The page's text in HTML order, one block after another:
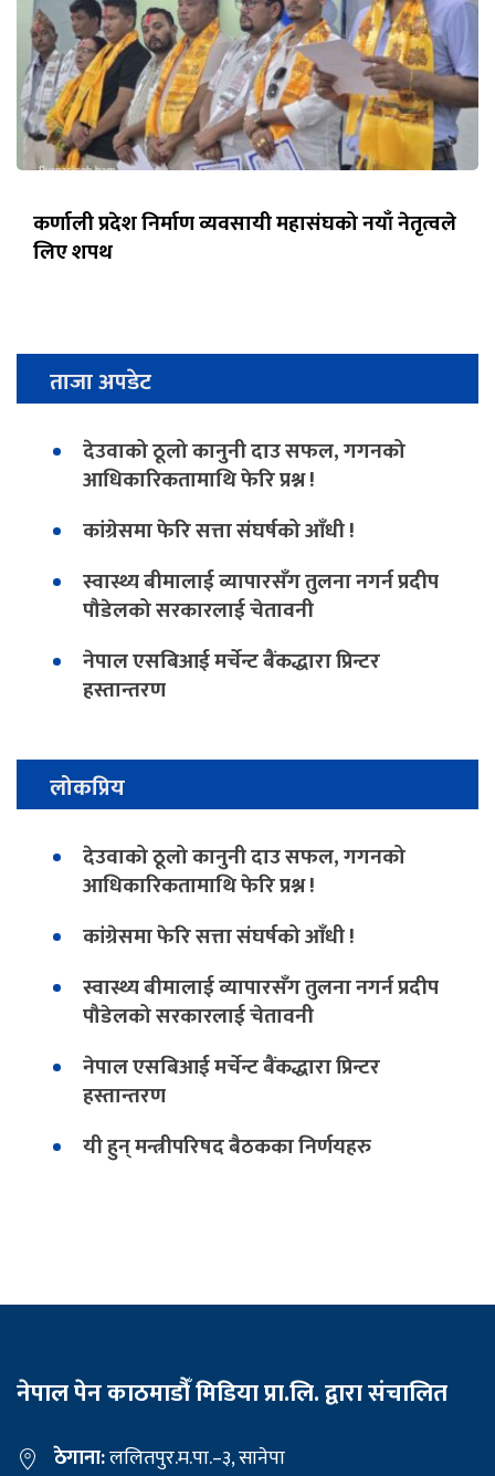
कर्णाली प्रदेश निर्माण व्यवसायी महासंघको नयाँ नेतृत्वले
लिए शपथ
ताजा अपडेट
देउवाको ठूलो कानुनी दाउ सफल, गगनको
आधिकारिकतामाथि फेरि प्रश्न !
कांग्रेसमा फेरि सत्ता संघर्षको आँधी !
स्वास्थ्य बीमालाई व्यापारसँग तुलना नगर्न प्रदीप
पौडेलको सरकारलाई चेतावनी
नेपाल एसबिआई मर्चेन्ट बैंकद्धारा प्रिन्टर
हस्तान्तरण
लोकप्रिय
देउवाको ठूलो कानुनी दाउ सफल, गगनको
आधिकारिकतामाथि फेरि प्रश्न !
कांग्रेसमा फेरि सत्ता संघर्षको आँधी !
स्वास्थ्य बीमालाई व्यापारसँग तुलना नगर्न प्रदीप
पौडेलको सरकारलाई चेतावनी
नेपाल एसबिआई मर्चेन्ट बैंकद्धारा प्रिन्टर
हस्तान्तरण
यी हुन् मन्त्रीपरिषद बैठकका निर्णयहरु
नेपाल पेन काठमाडौँ मिडिया प्रा.लि. द्वारा संचालित
ठेगाना:ललितपुर.म.पा.–३, सानेपा